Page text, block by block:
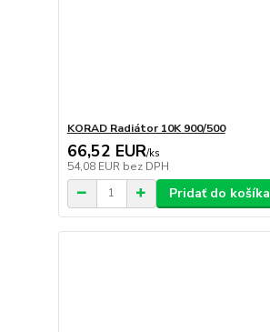
KORAD Radiátor 10K 900/500
66,52 EUR/ks
54,08 EUR bez DPH
Pridať do košíka